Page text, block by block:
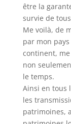
être la
survie de
Me voilà, de
par mon
continent,
non
le temps.
Ainsi en tous
les
patrimoines,